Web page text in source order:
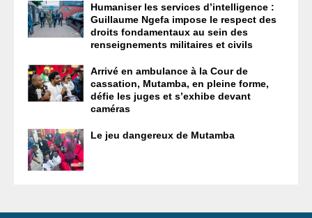
Humaniser les services d’intelligence :
Guillaume Ngefa impose le respect des
droits fondamentaux au sein des
renseignements militaires et civils
Arrivé en ambulance à la Cour de
cassation, Mutamba, en pleine forme,
défie les juges et s’exhibe devant
caméras
Le jeu dangereux de Mutamba